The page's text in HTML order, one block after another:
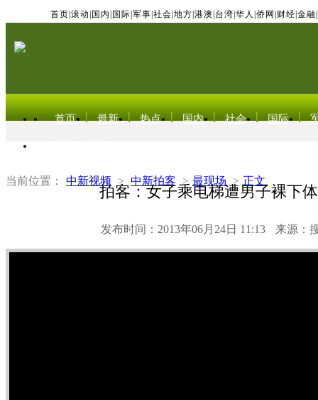
首页 滚动 国内 国际 军事 社会 地方 港澳 台湾 华人 侨网 财经 金融
首页 最新 热点 国内 社会 国际
当前位置： 中新视频 > 中新拍客 > 最现场 > 正文
拍客：女子乘电梯遭男子裸下
发布时间：2013年06月24日 11:13 来源：